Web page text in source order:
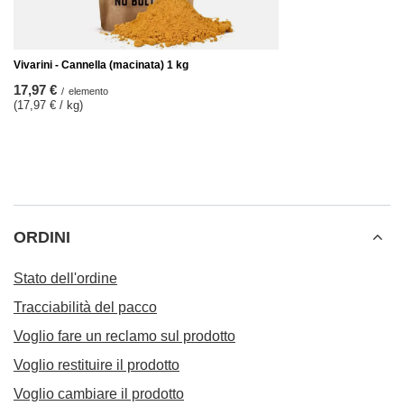
Vivarini - Cannella (macinata) 1 kg
17,97 € / elemento
(17,97 € / kg)
ORDINI
Stato dell'ordine
Tracciabilità del pacco
Voglio fare un reclamo sul prodotto
Voglio restituire il prodotto
Voglio cambiare il prodotto